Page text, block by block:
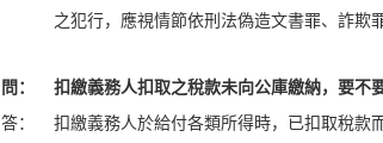
之犯行，應視情節依刑法偽造文書罪、詐欺
問：
扣繳義務人扣取之稅款未向公庫繳納，要不
答：
扣繳義務人於給付各類所得時，已扣取稅款